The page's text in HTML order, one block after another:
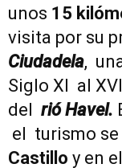
unos 15
visita por su
Ciudadela,
Siglo XI al
del rió Havel.
el turismo
Castillo y en el